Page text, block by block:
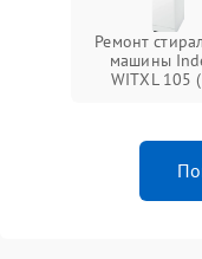
Ремонт
машины
WITXL 105